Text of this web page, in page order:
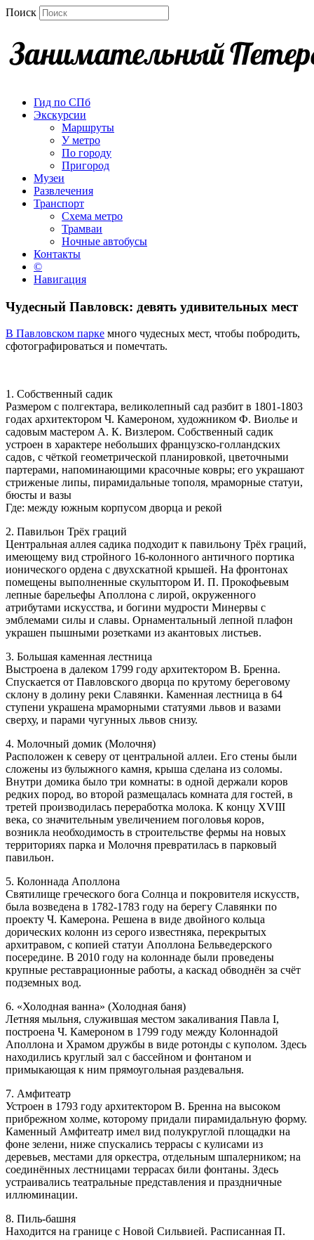
Поиск
Гид по СПб
Экскурсии
Маршруты
У метро
По городу
Пригород
Музеи
Развлечения
Транспорт
Схема метро
Трамваи
Ночные автобусы
Контакты
©
Навигация
Чудесный Павловск: девять удивительных мест
В Павловском парке много чудесных мест, чтобы побродить,
сфотографироваться и помечтать.
1. Собственный садик
Размером с полгектара, великолепный сад разбит в 1801-1803
годах архитектором Ч. Камероном, художником Ф. Виолье и
садовым мастером А. К. Визлером. Собственный садик
устроен в характере небольших французско-голландских
садов, с чёткой геометрической планировкой, цветочными
партерами, напоминающими красочные ковры; его украшают
стриженые липы, пирамидальные тополя, мраморные статуи,
бюсты и вазы
Где: между южным корпусом дворца и рекой
2. Павильон Трёх граций
Центральная аллея садика подходит к павильону Трёх граций,
имеющему вид стройного 16-колонного античного портика
ионического ордена с двухскатной крышей. На фронтонах
помещены выполненные скульптором И. П. Прокофьевым
лепные барельефы Аполлона с лирой, окруженного
атрибутами искусства, и богини мудрости Минервы с
эмблемами силы и славы. Орнаментальный лепной плафон
украшен пышными розетками из акантовых листьев.
3. Большая каменная лестница
Выстроена в далеком 1799 году архитектором В. Бренна.
Спускается от Павловского дворца по крутому береговому
склону в долину реки Славянки. Каменная лестница в 64
ступени украшена мраморными статуями львов и вазами
сверху, и парами чугунных львов снизу.
4. Молочный домик (Молочня)
Расположен к северу от центральной аллеи. Его стены были
сложены из булыжного камня, крыша сделана из соломы.
Внутри домика было три комнаты: в одной держали коров
редких пород, во второй размещалась комната для гостей, в
третей производилась переработка молока. К концу XVIII
века, со значительным увеличением поголовья коров,
возникла необходимость в строительстве фермы на новых
территориях парка и Молочня превратилась в парковый
павильон.
5. Колоннада Аполлона
Святилище греческого бога Солнца и покровителя искусств,
была возведена в 1782-1783 году на берегу Славянки по
проекту Ч. Камерона. Решена в виде двойного кольца
дорических колонн из серого известняка, перекрытых
архитравом, с копией статуи Аполлона Бельведерского
посередине. В 2010 году на колоннаде были проведены
крупные реставрационные работы, а каскад обводнён за счёт
подземных вод.
6. «Холодная ванна» (Холодная баня)
Летняя мыльня, служившая местом закаливания Павла I,
построена Ч. Камероном в 1799 году между Колоннадой
Аполлона и Храмом дружбы в виде ротонды с куполом. Здесь
находились круглый зал с бассейном и фонтаном и
примыкающая к ним прямоугольная раздевальня.
7. Амфитеатр
Устроен в 1793 году архитектором В. Бренна на высоком
прибрежном холме, которому придали пирамидальную форму.
Каменный Амфитеатр имел вид полукруглой площадки на
фоне зелени, ниже спускались террасы с кулисами из
деревьев, местами для оркестра, отдельным шпалерником; на
соединённых лестницами террасах били фонтаны. Здесь
устраивались театральные представления и праздничные
иллюминации.
8. Пиль-башня
Находится на границе с Новой Сильвией. Расписанная П.